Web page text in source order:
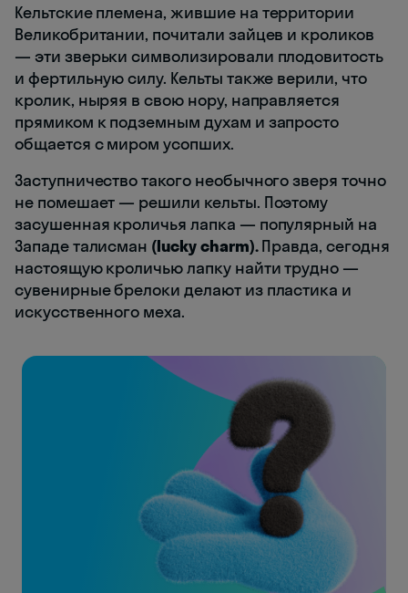
Кельтские племена, жившие на территории
Великобритании, почитали зайцев и кроликов
— эти зверьки символизировали плодовитость
и фертильную силу. Кельты также верили, что
кролик, ныряя в свою нору, направляется
прямиком к подземным духам и запросто
общается с миром усопших.
Заступничество такого необычного зверя точно
не помешает — решили кельты. Поэтому
засушенная кроличья лапка — популярный на
Западе талисман (lucky charm).Правда, сегодня
настоящую кроличью лапку найти трудно —
сувенирные брелоки делают из пластика и
искусственного меха.